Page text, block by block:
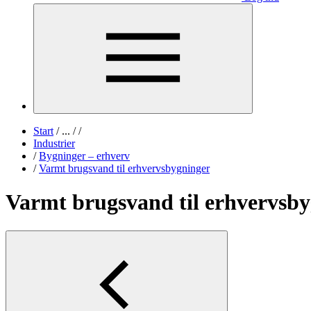
Start /... / /
Industrier
/ Bygninger – erhverv
/ Varmt brugsvand til erhvervsbygninger
Varmt brugsvand til